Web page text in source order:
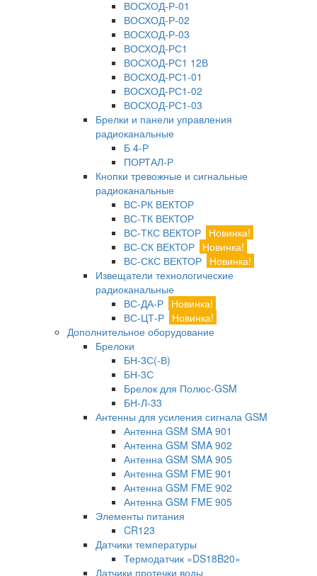
ВОСХОД-Р-01
ВОСХОД-Р-02
ВОСХОД-Р-03
ВОСХОД-РС1
ВОСХОД-РС1 12В
ВОСХОД-РС1-01
ВОСХОД-РС1-02
ВОСХОД-РС1-03
Брелки и панели управления
радиоканальные
Б 4-Р
ПОРТАЛ-Р
Кнопки тревожные и сигнальные
радиоканальные
ВС-РК ВЕКТОР
ВС-ТК ВЕКТОР
ВС-ТКС ВЕКТОР Новинка!
ВС-СК ВЕКТОР Новинка!
ВС-СКС ВЕКТОР Новинка!
Извещатели технологические
радиоканальные
ВС-ДА-Р Новинка!
ВС-ЦТ-Р Новинка!
Дополнительное оборудование
Брелоки
БН-3С(-В)
БН-3С
Брелок для Полюс-GSM
БН-Л-33
Антенны для усиления сигнала GSM
Антенна GSM SMA 901
Антенна GSM SMA 902
Антенна GSM SMA 905
Антенна GSM FME 901
Антенна GSM FME 902
Антенна GSM FME 905
Элементы питания
CR123
Датчики температуры
Термодатчик «DS18B20»
Датчики протечки воды